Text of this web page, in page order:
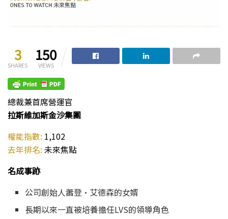
3
SHARES
150
VIEWS
總裁兼首席營運官
拉斯維加斯金沙集團
權能指數: 1,102
去年排名: 未來焦點
名成事跡
公司創始人蕭登·艾德森的女婿
長期以來一直被培養擔任LVS的領導角色